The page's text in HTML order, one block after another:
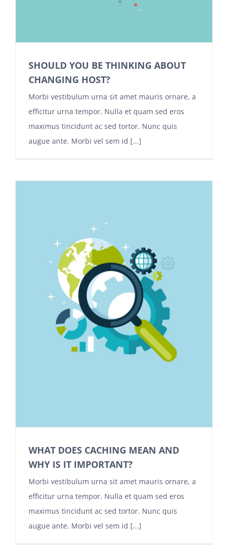
SHOULD YOU BE THINKING ABOUT
CHANGING HOST?
Morbi vestibulum urna sit amet mauris ornare, a
efficitur urna tempor. Nulla et quam sed eros
maximus tincidunt ac sed tortor. Nunc quis
augue ante. Morbi vel sem id [...]
WHAT DOES CACHING MEAN AND
WHY IS IT IMPORTANT?
Morbi vestibulum urna sit amet mauris ornare, a
efficitur urna tempor. Nulla et quam sed eros
maximus tincidunt ac sed tortor. Nunc quis
augue ante. Morbi vel sem id [...]